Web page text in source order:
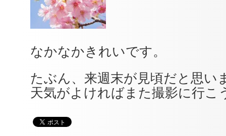
なかなかきれいです。
たぶん、来週末が見頃だと思い
天気がよければまた撮影に行こ